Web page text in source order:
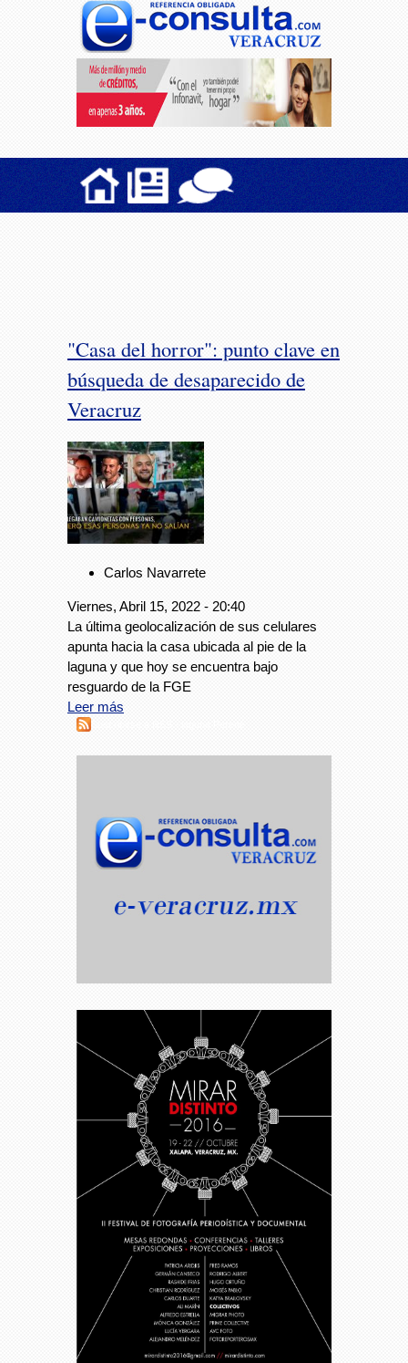
"Casa del horror": punto clave en
búsqueda de desaparecido de
Veracruz
Carlos Navarrete
Viernes, Abril 15, 2022 - 20:40
La última geolocalización de sus celulares
apunta hacia la casa ubicada al pie de la
laguna y que hoy se encuentra bajo
resguardo de la FGE
Leer más